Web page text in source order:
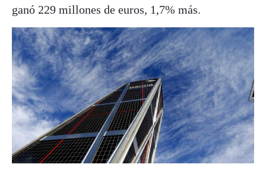
ganó 229 millones de euros, 1,7% más.